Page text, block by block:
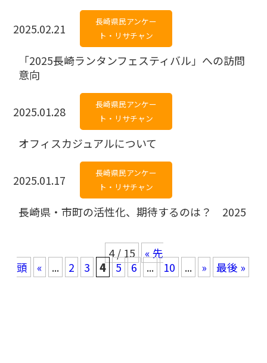
2025.02.21
長崎県民アンケー
ト・リサチャン
「2025長崎ランタンフェスティバル」への訪問
意向
2025.01.28
長崎県民アンケー
ト・リサチャン
オフィスカジュアルについて
2025.01.17
長崎県民アンケー
ト・リサチャン
長崎県・市町の活性化、期待するのは？ 2025
4 / 15
« 先
頭
« ... 2 3 4 5 6 ... 10 ... » 最後 »